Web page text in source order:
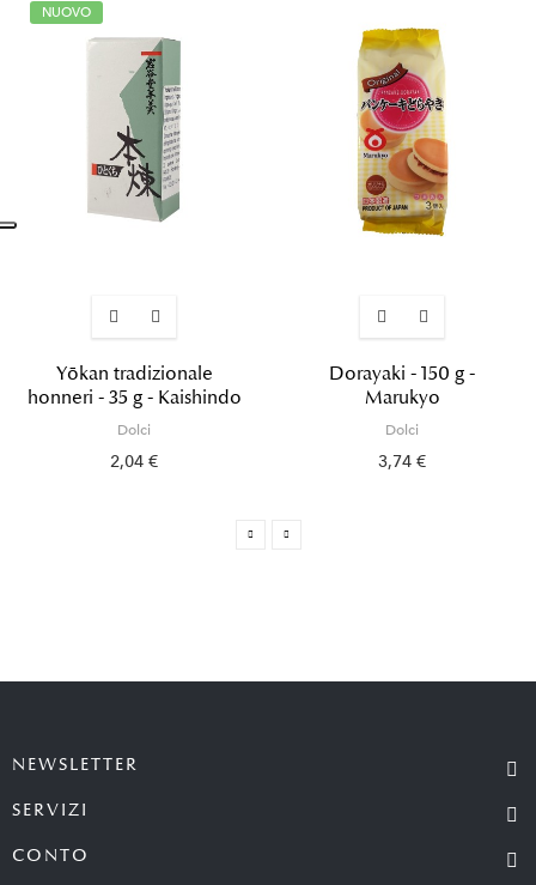
NUOVO
Yōkan tradizionale
honneri - 35 g - Kaishindo
Dolci
2,04 €
Dorayaki - 150 g -
Marukyo
Dolci
3,74 €
NEWSLETTER
SERVIZI
CONTO